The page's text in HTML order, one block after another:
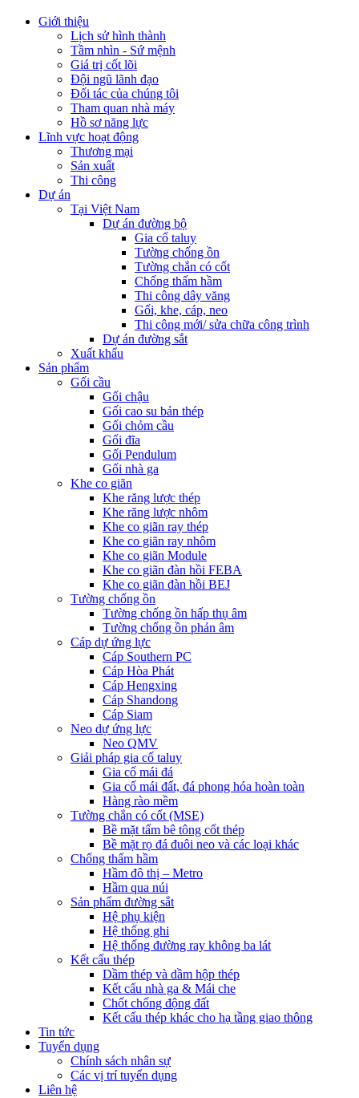
Giới thiệu
Lịch sử hình thành
Tầm nhìn - Sứ mệnh
Giá trị cốt lõi
Đội ngũ lãnh đạo
Đối tác của chúng tôi
Tham quan nhà máy
Hồ sơ năng lực
Lĩnh vực hoạt động
Thương mại
Sản xuất
Thi công
Dự án
Tại Việt Nam
Dự án đường bộ
Gia cố taluy
Tường chống ồn
Tường chắn có cốt
Chống thấm hầm
Thi công dây văng
Gối, khe, cáp, neo
Thi công mới/ sửa chữa công trình
Dự án đường sắt
Xuất khẩu
Sản phẩm
Gối cầu
Gối chậu
Gối cao su bản thép
Gối chỏm cầu
Gối đĩa
Gối Pendulum
Gối nhà ga
Khe co giãn
Khe răng lược thép
Khe răng lược nhôm
Khe co giãn ray thép
Khe co giãn ray nhôm
Khe co giãn Module
Khe co giãn đàn hồi FEBA
Khe co giãn đàn hồi BEJ
Tường chống ồn
Tường chống ồn hấp thụ âm
Tường chống ồn phản âm
Cáp dự ứng lực
Cáp Southern PC
Cáp Hòa Phát
Cáp Hengxing
Cáp Shandong
Cáp Siam
Neo dự ứng lực
Neo QMV
Giải pháp gia cố taluy
Gia cố mái đá
Gia cố mái đất, đá phong hóa hoàn toàn
Hàng rào mềm
Tường chắn có cốt (MSE)
Bề mặt tấm bê tông cốt thép
Bề mặt rọ đá đuôi neo và các loại khác
Chống thấm hầm
Hầm đô thị – Metro
Hầm qua núi
Sản phẩm đường sắt
Hệ phụ kiện
Hệ thống ghi
Hệ thống đường ray không ba lát
Kết cấu thép
Dầm thép và dầm hộp thép
Kết cấu nhà ga & Mái che
Chốt chống động đất
Kết cấu thép khác cho hạ tầng giao thông
Tin tức
Tuyển dụng
Chính sách nhân sự
Các vị trí tuyển dụng
Liên hệ